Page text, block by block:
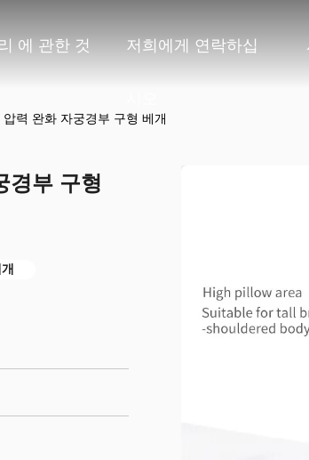
에 관한 것 저희에게 연락하십
력 완화 자궁경부 구형 베개
경부 구형